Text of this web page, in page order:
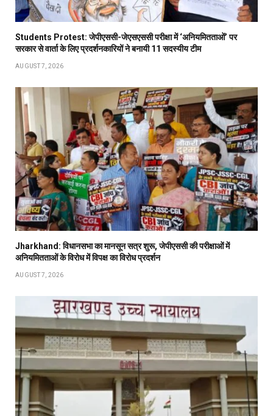
Students Protest: जेपीएससी-जेएसएससी परीक्षा में ‘अनियमितताओं’ पर
सरकार से वार्ता के लिए प्रदर्शनकारियों ने बनायी 11 सदस्यीय टीम
AUGUST 7, 2026
Jharkhand: विधानसभा का मानसून सत्र शुरू, जेपीएससी की परीक्षाओं में
अनियमितताओं के विरोध में विपक्ष का विरोध प्रदर्शन
AUGUST 7, 2026